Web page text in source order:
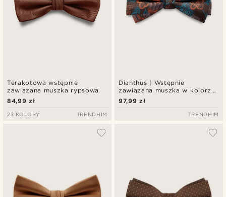
Terakotowa wstępnie
zawiązana muszka rypsowa
84,99 zł
23 KOLORY TRENDHIM
Dianthus | Wstępnie
zawiązana muszka w kolorze
spalonej pomarańczy w
kwiaty
97,99 zł
TRENDHIM